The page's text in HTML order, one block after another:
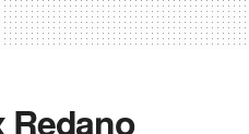
Redano